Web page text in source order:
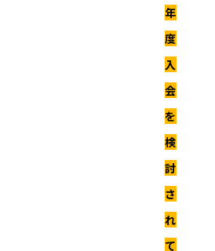
年
度
入
会
を
検
討
さ
れ
て